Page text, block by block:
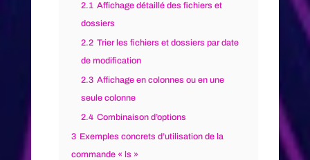
2.1 Affichage détaillé des fichiers et
dossiers
2.2 Trier les fichiers et dossiers par date
de modification
2.3 Affichage en colonnes ou en une
seule colonne
2.4 Combinaison d’options
3 Exemples concrets d’utilisation de la
commande « ls »